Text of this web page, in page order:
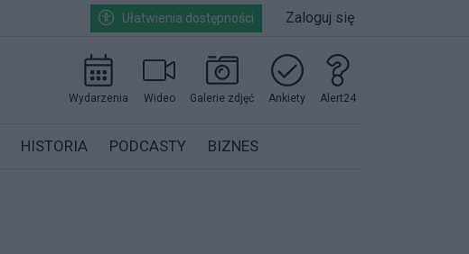
Ułatwienia dostępności Zaloguj się
Wydarzenia Wideo Galerie zdjęć Ankiety Alert24
HISTORIA PODCASTY BIZNES